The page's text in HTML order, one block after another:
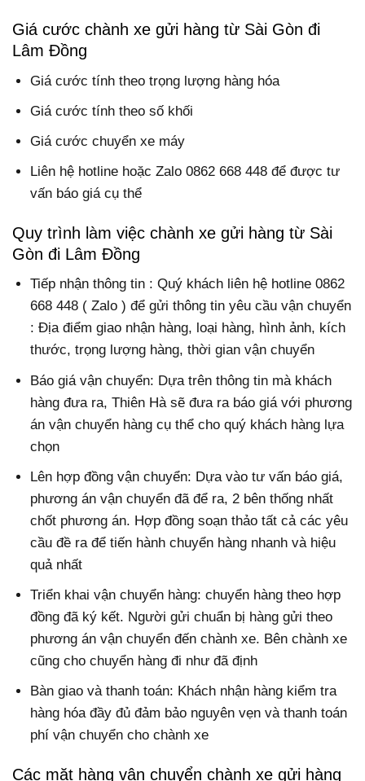
Giá cước chành xe gửi hàng từ Sài Gòn đi
Lâm Đồng
Giá cước tính theo trọng lượng hàng hóa
Giá cước tính theo số khối
Giá cước chuyển xe máy
Liên hệ hotline hoặc Zalo 0862 668 448 để được tư
vấn báo giá cụ thể
Quy trình làm việc chành xe gửi hàng từ Sài
Gòn đi Lâm Đồng
Tiếp nhận thông tin : Quý khách liên hệ hotline 0862
668 448 ( Zalo ) để gửi thông tin yêu cầu vận chuyển
: Địa điểm giao nhận hàng, loại hàng, hình ảnh, kích
thước, trọng lượng hàng, thời gian vận chuyển
Báo giá vận chuyển: Dựa trên thông tin mà khách
hàng đưa ra, Thiên Hà sẽ đưa ra báo giá với phương
án vận chuyển hàng cụ thể cho quý khách hàng lựa
chọn
Lên hợp đồng vận chuyển: Dựa vào tư vấn báo giá,
phương án vận chuyển đã để ra, 2 bên thống nhất
chốt phương án. Hợp đồng soạn thảo tất cả các yêu
cầu đề ra để tiến hành chuyển hàng nhanh và hiệu
quả nhất
Triển khai vận chuyển hàng: chuyển hàng theo hợp
đồng đã ký kết. Người gửi chuẩn bị hàng gửi theo
phương án vận chuyển đến chành xe. Bên chành xe
cũng cho chuyển hàng đi như đã định
Bàn giao và thanh toán: Khách nhận hàng kiểm tra
hàng hóa đầy đủ đảm bảo nguyên vẹn và thanh toán
phí vận chuyển cho chành xe
Các mặt hàng vận chuyển chành xe gửi hàng